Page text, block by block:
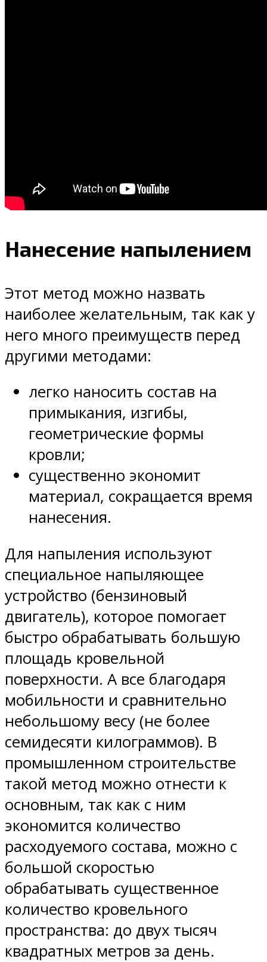
Нанесение напылением
Этот метод можно назвать
наиболее желательным, так как у
него много преимуществ перед
другими методами:
легко наносить состав на
примыкания, изгибы,
геометрические формы
кровли;
существенно экономит
материал, сокращается время
нанесения.
Для напыления используют
специальное напыляющее
устройство (бензиновый
двигатель), которое помогает
быстро обрабатывать большую
площадь кровельной
поверхности. А все благодаря
мобильности и сравнительно
небольшому весу (не более
семидесяти килограммов). В
промышленном строительстве
такой метод можно отнести к
основным, так как с ним
экономится количество
расходуемого состава, можно с
большой скоростью
обрабатывать существенное
количество кровельного
пространства: до двух тысяч
квадратных метров за день.